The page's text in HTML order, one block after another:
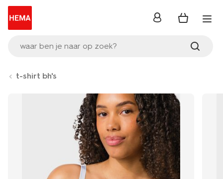
waar ben je naar op zoek?
inloggen
t-shirt bh's